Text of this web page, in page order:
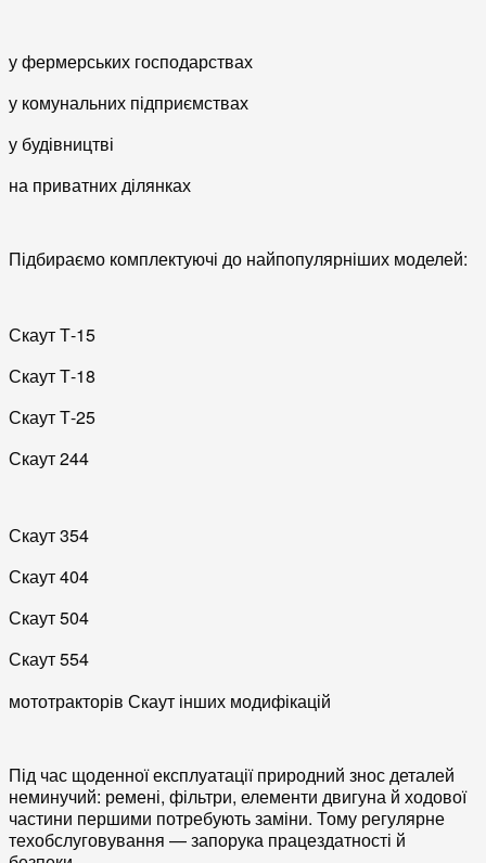
у фермерських господарствах
у комунальних підприємствах
у будівництві
на приватних ділянках
Підбираємо комплектуючі до найпопулярніших моделей:
Скаут Т-15
Скаут Т-18
Скаут Т-25
Скаут 244
Скаут 354
Скаут 404
Скаут 504
Скаут 554
мототракторів Скаут інших модифікацій
Під час щоденної експлуатації природний знос деталей
неминучий: ремені, фільтри, елементи двигуна й ходової
частини першими потребують заміни. Тому регулярне
техобслуговування — запорука працездатності й